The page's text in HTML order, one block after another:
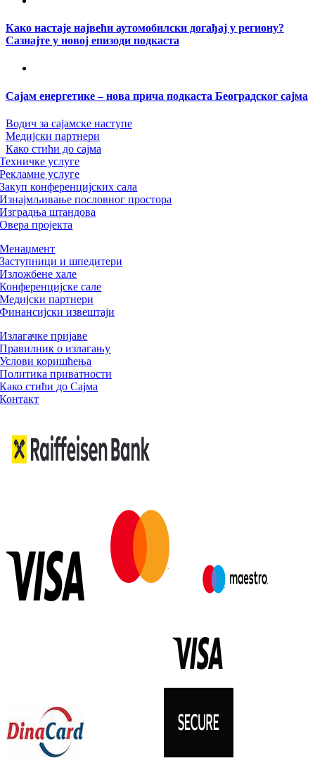
Како настаје највећи аутомобилски догађај у региону?
Сазнајте у новој епизоди подкаста
Сајам енергетике – нова прича подкаста Београдског сајма
Водич за сајамске наступе
Медијски партнери
Како стићи до сајма
Техничке услуге
Рекламне услуге
Закуп конференцијских сала
Изнајмљивање пословног простора
Изградња штандова
Овера пројекта
Менаџмент
Заступници и шпедитери
Изложбене хале
Конференцијске сале
Медијски партнери
Финансијски извештаји
Излагачке пријаве
Правилник о излагању
Услови коришћења
Политика приватности
Како стићи до Сајма
Контакт